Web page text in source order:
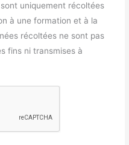
uniquement récoltées
à une formation et à la
récoltées ne sont pas
fins ni transmises à